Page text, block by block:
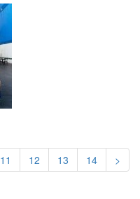
11 12 13 14 >